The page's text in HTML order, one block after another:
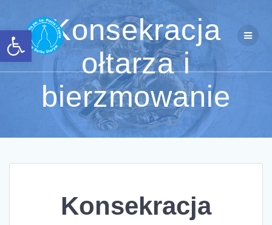
do
treści
Konsekracja
ołtarza i
bierzmowanie
Konsekracja
Otwórz pasek narzędzi